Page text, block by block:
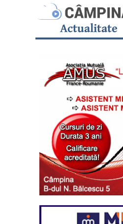
Actualitate